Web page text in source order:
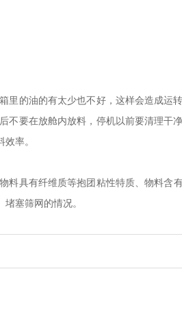
的油的有太少也不好，这样会造成运
要在放舱内放料，停机以前要清理干
率。
料具有纤维质等抱团粘性特质、物料含
塞筛网的情况。